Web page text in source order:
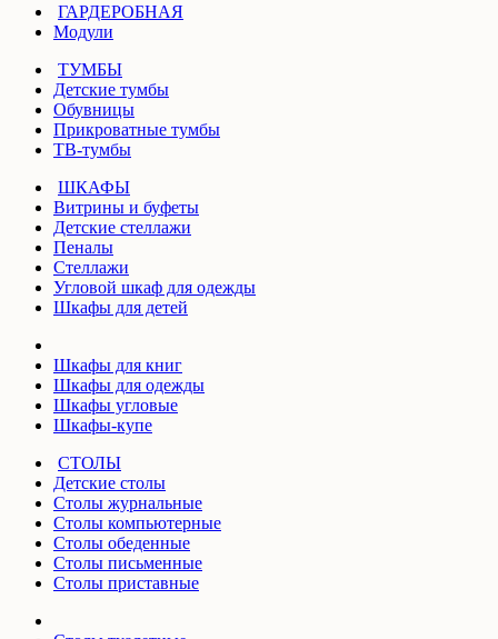
ГАРДЕРОБНАЯ
Модули
ТУМБЫ
Детские тумбы
Обувницы
Прикроватные тумбы
ТВ-тумбы
ШКАФЫ
Витрины и буфеты
Детские стеллажи
Пеналы
Стеллажи
Угловой шкаф для одежды
Шкафы для детей
Шкафы для книг
Шкафы для одежды
Шкафы угловые
Шкафы-купе
СТОЛЫ
Детские столы
Столы журнальные
Столы компьютерные
Столы обеденные
Столы письменные
Столы приставные